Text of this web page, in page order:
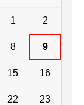
1 2
8 9
15 16
22 23